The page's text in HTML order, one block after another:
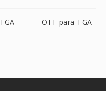
OTF para TGA